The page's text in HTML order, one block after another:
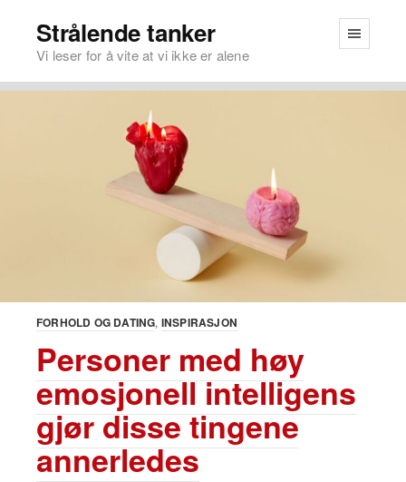
Strålende tanker
Vi leser for å vite at vi ikke er alene
FORHOLD OG DATING INSPIRASJON
Personer med høy
emosjonell intelligens
gjør disse tingene
annerledes